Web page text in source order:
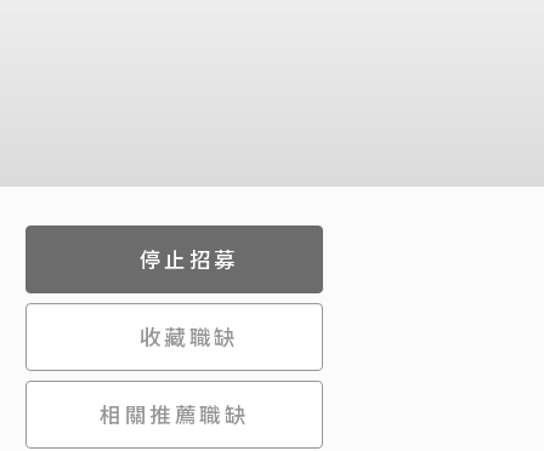
停止招募
收藏職缺
相關推薦職缺